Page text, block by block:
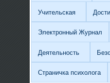
Учительская
Электронный Журнал
Деятельность
Страничка психолога